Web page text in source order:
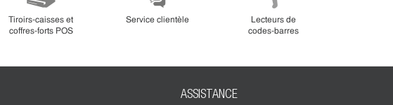
Tiroirs-caisses et
coffres-forts POS
Service clientèle
Lecteurs de
codes-barres
ASSISTANCE